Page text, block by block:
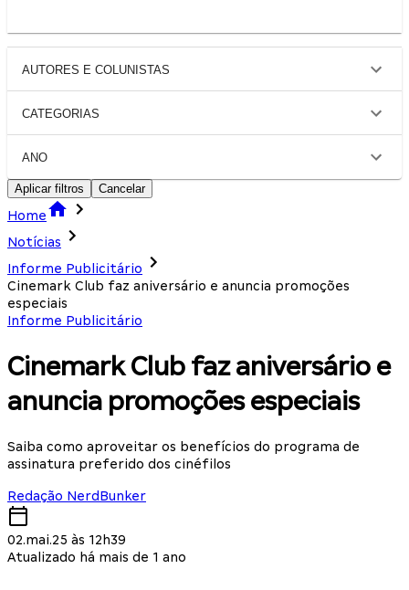
AUTORES E COLUNISTAS
CATEGORIAS
ANO
Aplicar filtros Cancelar
Home
Notícias
Informe Publicitário
Cinemark Club faz aniversário e anuncia promoções
especiais
Informe Publicitário
Cinemark Club faz aniversário e
anuncia promoções especiais
Saiba como aproveitar os benefícios do programa de
assinatura preferido dos cinéfilos
Redação NerdBunker
02.mai.25 às 12h39
Atualizado há mais de 1 ano